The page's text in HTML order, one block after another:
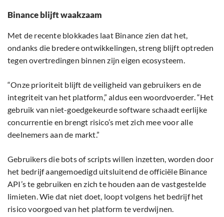
Binance blijft waakzaam
Met de recente blokkades laat Binance zien dat het,
ondanks die bredere ontwikkelingen, streng blijft optreden
tegen overtredingen binnen zijn eigen ecosysteem.
“Onze prioriteit blijft de veiligheid van gebruikers en de
integriteit van het platform,” aldus een woordvoerder. “Het
gebruik van niet-goedgekeurde software schaadt eerlijke
concurrentie en brengt risico’s met zich mee voor alle
deelnemers aan de markt.”
Gebruikers die bots of scripts willen inzetten, worden door
het bedrijf aangemoedigd uitsluitend de officiële Binance
API’s te gebruiken en zich te houden aan de vastgestelde
limieten. Wie dat niet doet, loopt volgens het bedrijf het
risico voorgoed van het platform te verdwijnen.